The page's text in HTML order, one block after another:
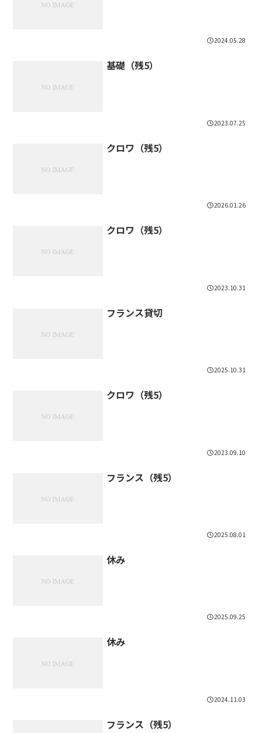
2024.05.28
基礎（残5）
2023.07.25
クロワ（残5）
2026.01.26
クロワ（残5）
2023.10.31
フランス貸切
2025.10.31
クロワ（残5）
2023.09.10
フランス（残5）
2025.08.01
休み
2025.09.25
休み
2024.11.03
フランス（残5）